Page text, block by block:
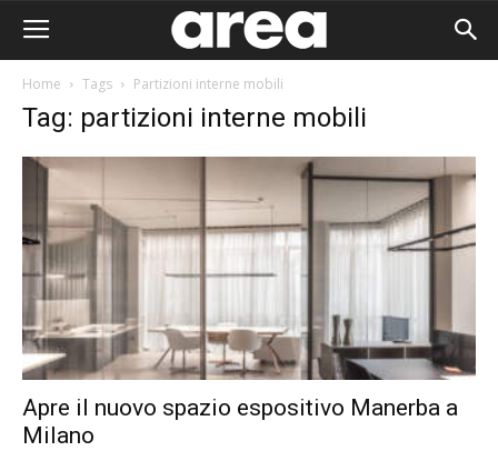
Home Tags Partizioni interne mobili
Tag: partizioni interne mobili
Apre il nuovo spazio espositivo Manerba a
Milano